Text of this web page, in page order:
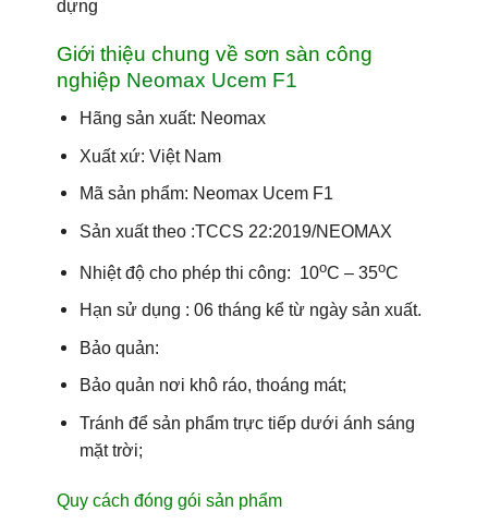
dựng
Giới thiệu chung về sơn sàn công
nghiệp Neomax Ucem F1
Hãng sản xuất: Neomax
Xuất xứ: Việt Nam
Mã sản phẩm: Neomax Ucem F1
Sản xuất theo :TCCS 22:2019/NEOMAX
Nhiệt độ cho phép thi công: 10oC – 35oC
Hạn sử dụng : 06 tháng kể từ ngày sản xuất.
Bảo quản:
Bảo quản nơi khô ráo, thoáng mát;
Tránh để sản phẩm trực tiếp dưới ánh sáng
mặt trời;
Quy cách đóng gói sản phẩm